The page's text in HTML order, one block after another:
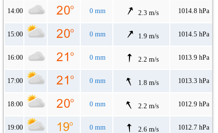
14:00 0 mm 2.3 m/s 1014.8 hPa
15:00 0 mm 1.9 m/s 1014.5 hPa
16:00 0 mm 2.2 m/s 1013.9 hPa
17:00 0 mm 1.8 m/s 1013.3 hPa
18:00 0 mm 2.2 m/s 1012.9 hPa
19:00 0 mm 2.6 m/s 1012.7 hPa